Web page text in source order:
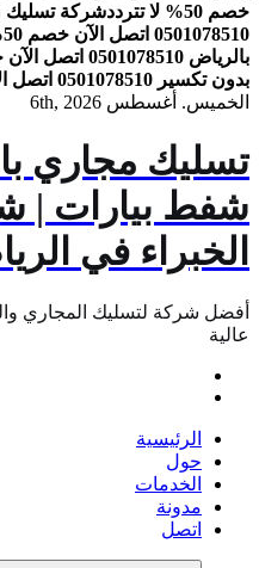
خصم 50% لا تتردد
شركة تسليك
0501078510 اتصل الآن خصم 50% لا تتردد
بالرياض 0501078510 اتصل الآن خصم 50% لا تتردد
بدون تكسير 0501078510 اتصل الآن خصم 50% لا تتردد
الخميس. أغسطس 6th, 2026
تسليك مجاري
شفط بيارات |
الخبراء في
أفضل شركة لتسليك المجاري
عالية
الرئيسية
حول
الخدمات
مدونة
اتصل